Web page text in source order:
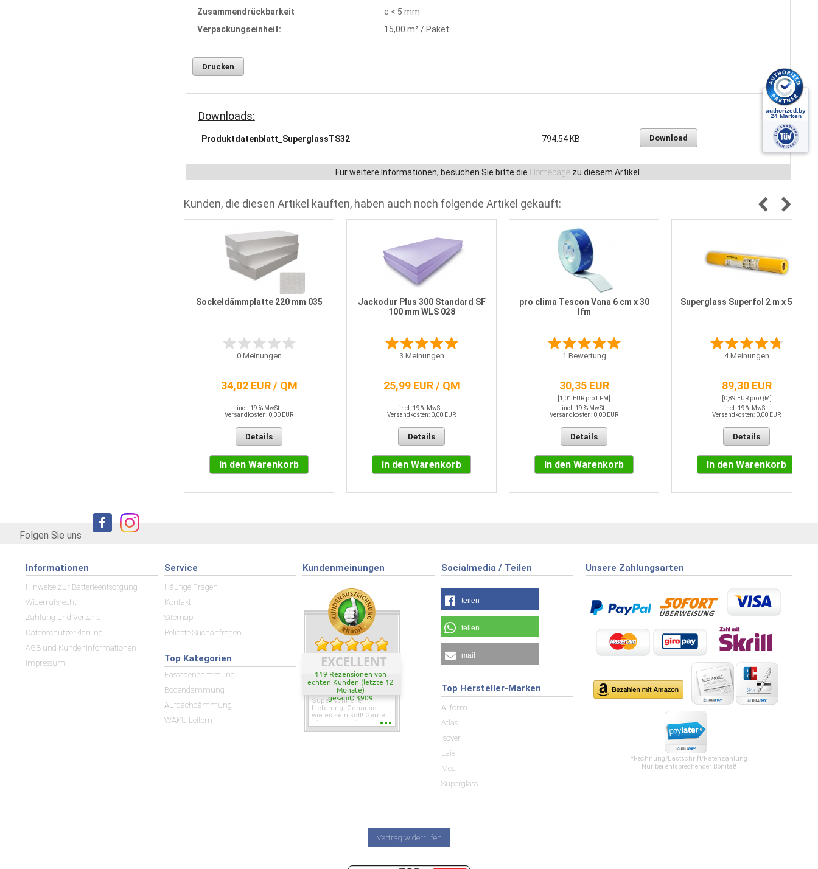
Zusammendrückbarkeit
c < 5 mm
Verpackungseinheit:
15,00 m² / Paket
Drucken
Downloads:
Produktdatenblatt_SuperglassTS32 794.54 KB Download
Für weitere Informationen, besuchen Sie bitte die Homepagezu diesem Artikel.
Kunden, die diesen Artikel kauften, haben auch noch folgende Artikel gekauft:
Sockeldämmplatte 220 mm 035
0Meinungen
34,02 EUR / QM
incl. 19 % MwSt.
Versandkosten: 0,00 EUR
Details
In den Warenkorb
Jackodur Plus 300 Standard SF
100 mm WLS 028
3 Meinungen
25,99 EUR / QM
incl. 19 % MwSt.
Versandkosten: 0,00 EUR
Details
In den Warenkorb
pro clima Tescon Vana 6 cm x 30
lfm
1 Bewertung
30,35 EUR
[1,01 EUR pro LFM]
incl. 19 % MwSt.
Versandkosten: 0,00 EUR
Details
In den Warenkorb
Superglass Superfol 2 m x 50 lfm
4Meinungen
89,30 EUR
[0,89 EUR pro QM]
incl. 19 % MwSt.
Versandkosten: 0,00 EUR
Details
In den Warenkorb
Folgen Sie uns
Informationen
Hinweise zur Batterieentsorgung
Widerrufsrecht
Zahlung und Versand
Datenschutzerklärung
AGB und Kundeninformationen
Impressum
Service
Häufige Fragen
Kontakt
Sitemap
Beliebte Suchanfragen
Top Kategorien
Fassadendämmung
Bodendämmung
Aufdachdämmung
WAKÜ Leitern
Kundenmeinungen
EXCELLENT
119 Rezensionen von
echten Kunden (letzte 12
Monate)
gesamt: 3909
Super schnelle
Lieferung. Genauso
wie es sein soll! Gerne
wieder wenn ich was
Socialmedia / Teilen
teilen
teilen
mail
Unsere Zahlungsarten
*Rechnung/Lastschrift/Ratenzahlung
Nur bei entsprechender Bonität!
Top Hersteller-Marken
Allform
Atlas
Isover
Laier
Mea
Superglass
Vertrag widerrufen